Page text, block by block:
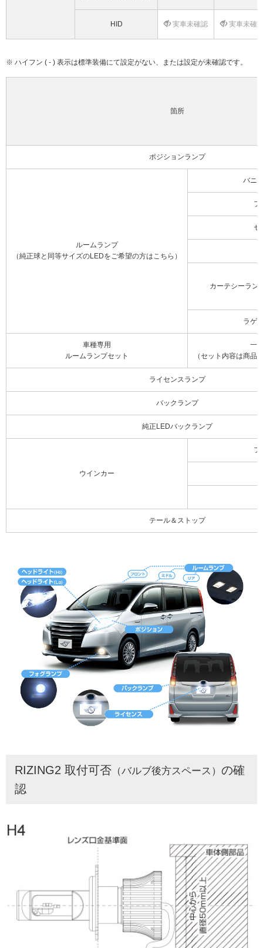
HID 実車未確認 実車未確
※ ハイフン ( - ) 表示は標準装備にて設定がない、または設定が未確認です。
箇所
ポジションランプ
ルームランプ
（純正球と同等サイズのLEDをご希望の方はこちら）
バニ
フ
セ
カーテシーラン
ラゲ
車種専用
ルームランプセット
一
（セット内容は商品
ライセンスランプ
バックランプ
純正LEDバックランプ
ウインカー
フ
テール＆ストップ
RIZING2 取付可否 （バルブ後方スペース） の確
認